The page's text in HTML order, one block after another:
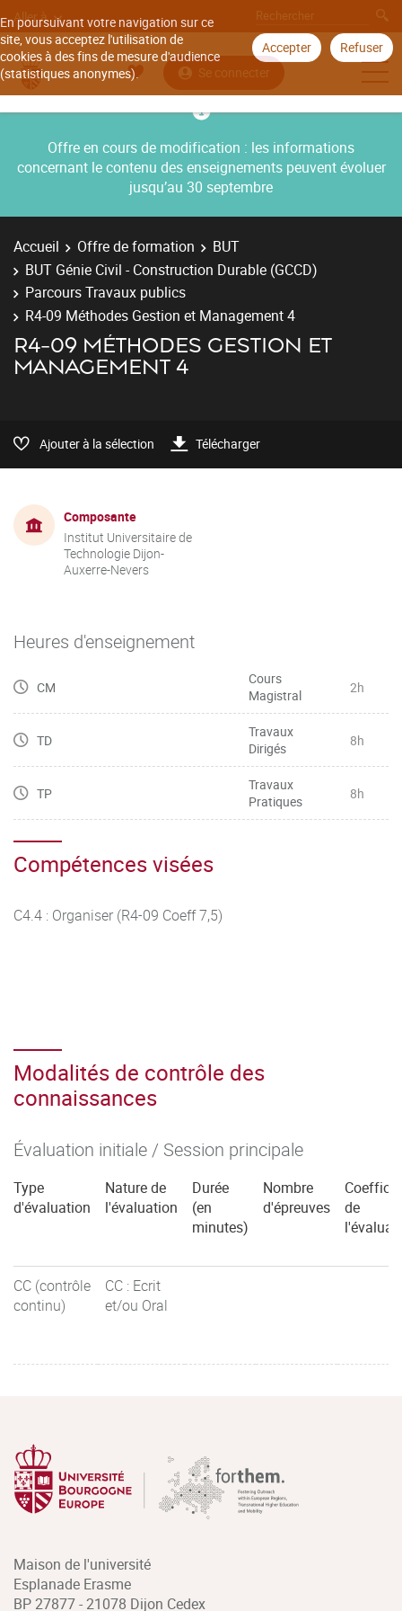
En poursuivant votre navigation sur ce
site, vous acceptez l'utilisation de
cookies à des fins de mesure d'audience
(statistiques anonymes).
Accepter Refuser
Aller à
Se connecter
Offre en cours de modification : les informations
concernant le contenu des enseignements peuvent évoluer
jusqu’au 30 septembre
Accueil Offre de formation
BUT
BUT Génie Civil - Construction Durable (GCCD)
Parcours Travaux publics
R4-09 Méthodes Gestion et Management 4
R4-09 MÉTHODES GESTION ET
MANAGEMENT 4
Ajouter à la sélection Télécharger
Composante
Institut Universitaire de
Technologie Dijon-
Auxerre-Nevers
Heures d'enseignement
CM
Cours
Magistral
2h
TD
Travaux
Dirigés
8h
TP
Travaux
Pratiques
8h
Compétences visées
C4.4 : Organiser (R4-09 Coeff 7,5)
Modalités de contrôle des
connaissances
Évaluation initiale / Session principale
Type
d'évaluation
Nature de
l'évaluation
Durée
(en
minutes)
Nombre
d'épreuves
de
CC (contrôle
continu)
CC : Ecrit
et/ou Oral
Maison de l'université
Esplanade Erasme
BP 27877 - 21078 Dijon Cedex